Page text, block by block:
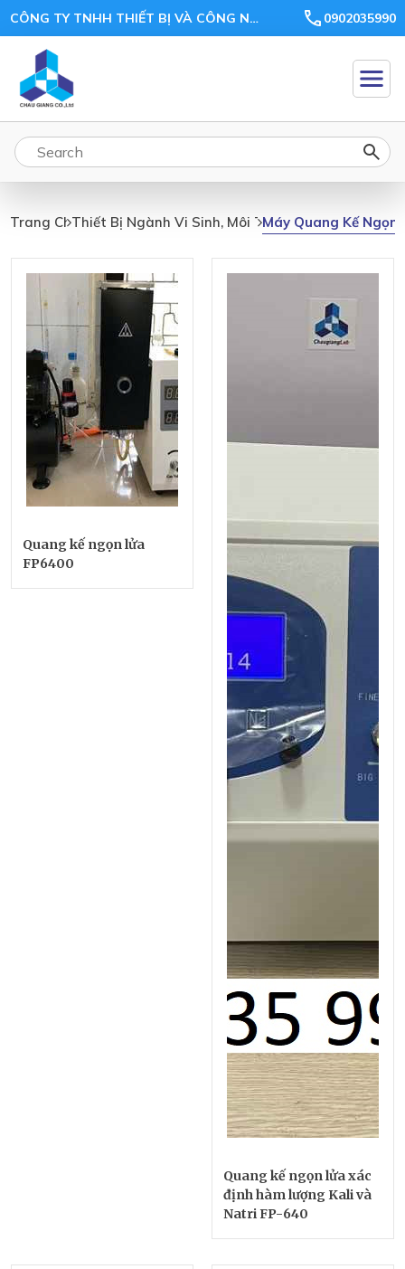
CÔNG TY TNHH THIẾT BỊ VÀ CÔNG NGHỆ CHÂU GIANG 0902035990
Trang ChủThiết Bị Ngành Vi Sinh, Môi TrườngMáy Quang Kế Ngọn
Quang
Kế
Ngọn
Lửa
Quang kế ngọn lửa
FP6400
Quang kế ngọn lửa xác
định hàm lượng Kali và
Natri FP-640